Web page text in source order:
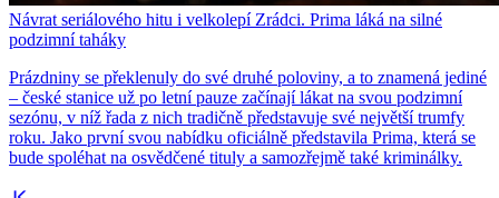
Návrat seriálového hitu i velkolepí Zrádci. Prima láká na silné
podzimní taháky
Prázdniny se překlenuly do své druhé poloviny, a to znamená jediné
– české stanice už po letní pauze začínají lákat na svou podzimní
sezónu, v níž řada z nich tradičně představuje své největší trumfy
roku. Jako první svou nabídku oficiálně představila Prima, která se
bude spoléhat na osvědčené tituly a samozřejmě také kriminálky.